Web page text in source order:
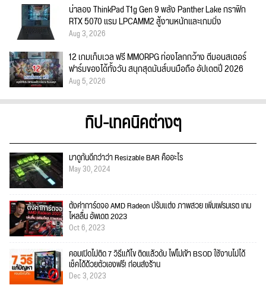
น่าลอง ThinkPad T1g Gen 9 พลัง Panther Lake กราฟิก
RTX 5070 แรม LPCAMM2 สู้งานหนักและเกมมิ่ง
Aug 3, 2026
12 เกมเก็บเวล ฟรี MMORPG ท่องโลกกว้าง ตีมอนสเตอร์
ฟาร์มของได้ทั้งวัน สนุกสุดมันส์บนมือถือ อัปเดตปี 2026
Aug 5, 2026
ทิป-เทคนิคต่างๆ
มาดูกันดีกว่าว่า Resizable BAR คืออะไร
May 30, 2024
ตั้งค่าการ์ดจอ AMD Radeon ปรับแต่ง ภาพสวย เพิ่มเฟรมเรต เกม
ไหลลื่น อัพเดต 2023
Oct 6, 2023
คอมเปิดไม่ติด 7 วิธีแก้ไข ติดแล้วดับ ไฟไม่เข้า BSOD ใช้งานไม่ได้
เช็คได้ด้วยตัวเองฟรี! ก่อนส่งร้าน
Dec 3, 2023